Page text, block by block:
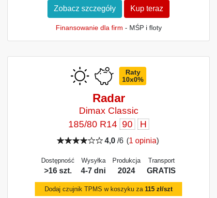
Zobacz szczegóły Kup teraz
Finansowanie dla firm - MŚP i floty
Raty
10x0%
Radar
Dimax Classic
185/80 R14 90 H
4,0/6 (1 opinia)
Dostępność
>16 szt.
Wysyłka
4-7 dni
Produkcja
2024
Transport
GRATIS
Dodaj czujnik TPMS w koszyku za 115 zł/szt